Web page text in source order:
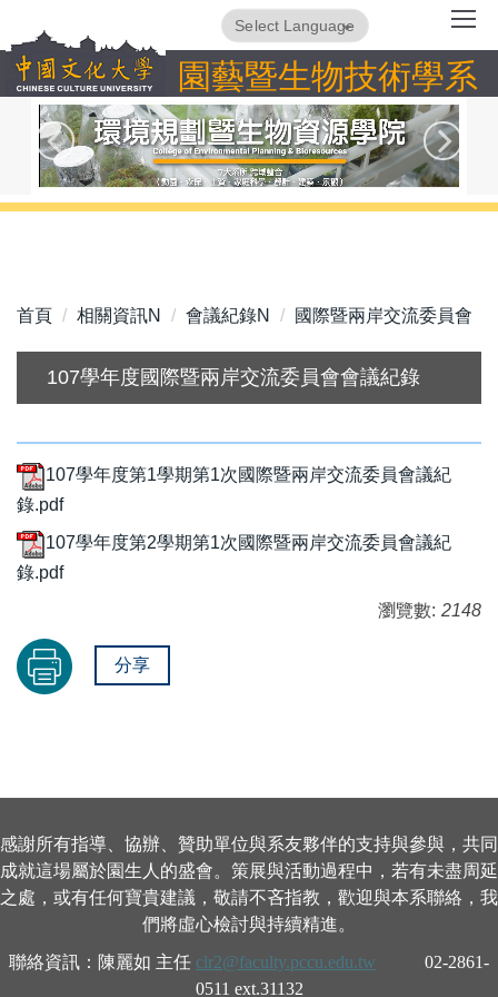
到
主
要
園藝暨生物技術學系
Translate
首頁 相關資訊N 會議紀錄N 國際暨兩岸交流委員會
107學年度國際暨兩岸交流委員會會議紀錄
107學年度第1學期第1次國際暨兩岸交流委員會議紀
錄.pdf
107學年度第2學期第1次國際暨兩岸交流委員會議紀
錄.pdf
瀏覽數: 2148
分享
感謝所有指導、協辦、贊助單位與系友夥伴的支持與參與，共同
成就這場屬於園生人的盛會。策展與活動過程中，若有未盡周延
之處，或有任何寶貴建議，敬請不吝指教，歡迎與本系聯絡，我
們將虛心檢討與持續精進。
聯絡資訊：陳麗如 主任 clr2@faculty.pccu.edu.tw
02-2861-
0511 ext.31132